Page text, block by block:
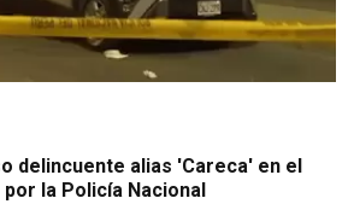
delincuente alias 'Careca' en el
la Policía Nacional